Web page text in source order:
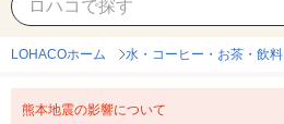
LOHACOホーム 水・コーヒー・お茶・飲料
熊本地震の影響について